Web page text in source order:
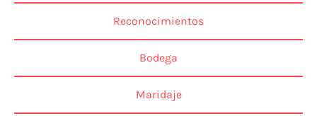
Reconocimientos
Bodega
Maridaje